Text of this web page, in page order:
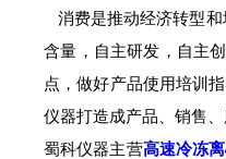
消费是推动经济转型和
含量，自主研发，自主
点，做好产品使用培训
仪器打造成产品、销售
蜀科仪器主营高速冷冻